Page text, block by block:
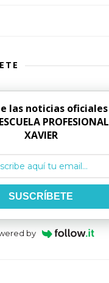
las noticias oficiales
PROFESIONAL
XAVIER
SUSCRÍBETE
by